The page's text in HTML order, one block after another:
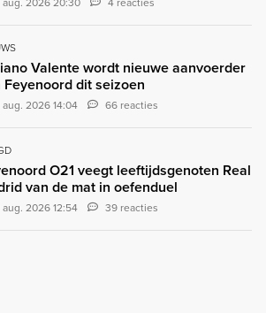
Valente wordt nieuwe aanvoerder
Feyenoord dit seizoen
2026 14:04 66 reacties
O21 veegt leeftijdsgenoten Real
van de mat in oefenduel
2026 12:54 39 reacties